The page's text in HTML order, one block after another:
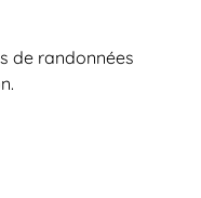
de randonnées